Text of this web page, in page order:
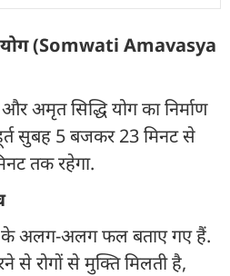
(Somwati Amavasya
और अमृत सिद्धि योग का निर्माण
सुबह 5 बजकर 23 मिनट से
तक रहेगा.
के अलग-अलग फल बताए गए हैं.
से रोगों से मुक्ति मिलती है,